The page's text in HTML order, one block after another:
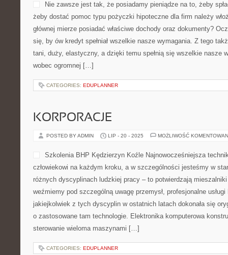
Nie zawsze jest tak, że posiadamy pieniądze na to, żeby
żeby dostać pomoc typu pożyczki hipoteczne dla firm należy
głównej mierze posiadać właściwe dochody oraz dokumenty?
się, by ów kredyt spełniał wszelkie nasze wymagania. Z tego
tani, duży, elastyczny, a dzięki temu spełnią się wszelkie nasze
wobec ogromnej […]
CATEGORIES: EDUPLANNER
KORPORACJE
POSTED BY ADMIN LIP - 20 - 2025 MOŻLIWOŚĆ
Szkolenia BHP Kędzierzyn Koźle Najnowocześniejsza
człowiekowi na każdym kroku, a w szczególności jesteśmy w
różnych dyscyplinach ludzkiej pracy – to potwierdzają
weźmiemy pod szczególną uwagę przemysł, profesjonalne
jakiejkolwiek z tych dyscyplin w ostatnich latach dokonała się
o zastosowane tam technologie. Elektronika komputerowa
sterowanie wieloma maszynami […]
CATEGORIES: EDUPLANNER